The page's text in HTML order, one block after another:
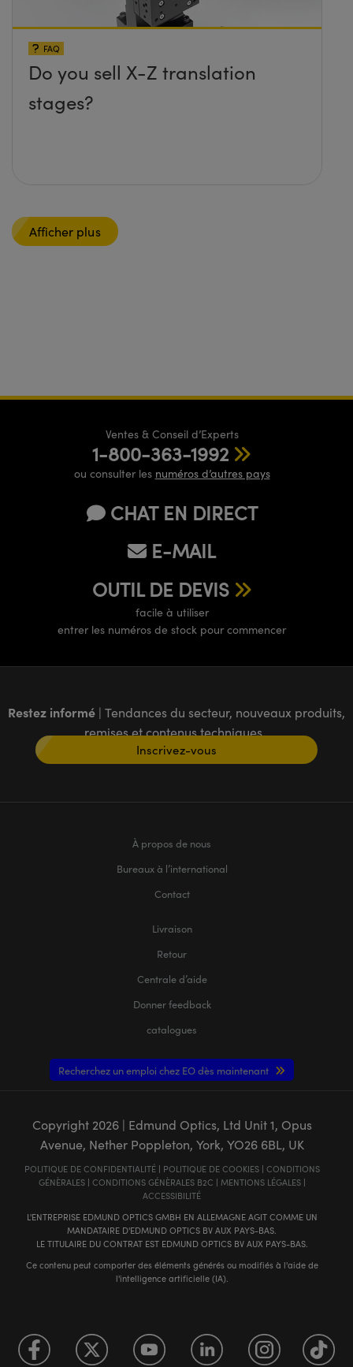
FAQ
Do you sell X-Z translation
stages?
Afficher plus
Ventes & Conseil d’Experts
1-800-363-1992
ou consulter les numéros d’autres pays
CHAT EN DIRECT
E-MAIL
OUTIL DE DEVIS
facile à utiliser
entrer les numéros de stock pour commencer
Restez informé | Tendances du secteur, nouveaux produits,
remises et contenus techniques
Inscrivez-vous
À propos de nous
Bureaux à l’international
Contact
Livraison
Retour
Centrale d’aide
Donner feedback
catalogues
Recherchez un emploi chez EO dès maintenant
Copyright 2026| Edmund Optics, Ltd Unit 1, Opus
Avenue, Nether Poppleton, York, YO26 6BL, UK
POLITIQUE DE CONFIDENTIALITÉ| POLITIQUE DE COOKIES| CONDITIONS
GÉNÈRALES| CONDITIONS GÉNÈRALES B2C | MENTIONS LÉGALES|
ACCESSIBILITÉ
L'ENTREPRISE EDMUND OPTICS GMBH EN ALLEMAGNE AGIT COMME UN
MANDATAIRE D'EDMUND OPTICS BV AUX PAYS-BAS.
LE TITULAIRE DU CONTRAT EST EDMUND OPTICS BV AUX PAYS-BAS.
Ce contenu peut comporter des éléments générés ou modifiés à l'aide de
l'intelligence artificielle (IA).